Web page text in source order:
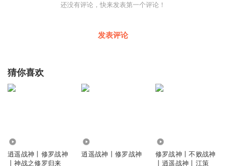
还没有评论，快来发表第一个评论！
发表评论
猜你喜欢
逍遥战神丨修罗战神
丨神战之修罗归来
逍遥战神丨修罗战神
修罗战神丨不败战神
丨逍遥战神丨江策